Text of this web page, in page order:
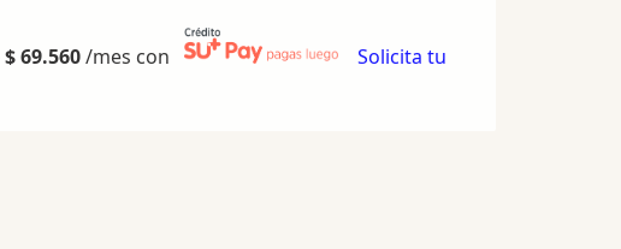
$69.560/mes con
Solicita tu